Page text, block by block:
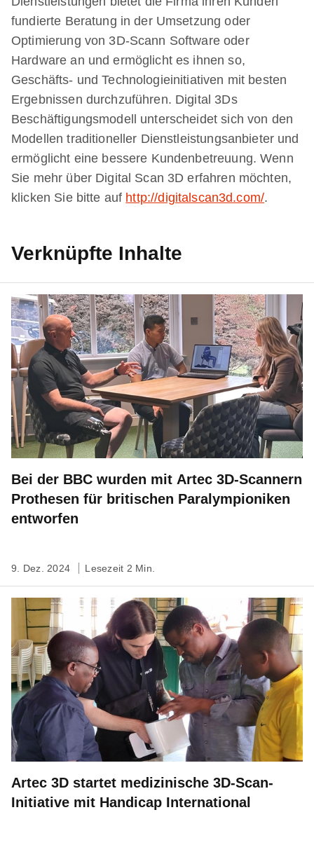
fundierte Beratung in der Umsetzung oder
Optimierung von 3D-Scann Software oder
Hardware an und ermöglicht es ihnen so,
Geschäfts- und Technologieinitiativen mit besten
Ergebnissen durchzuführen. Digital 3Ds
Beschäftigungsmodell unterscheidet sich von den
Modellen traditioneller Dienstleistungsanbieter und
ermöglicht eine bessere Kundenbetreuung. Wenn
Sie mehr über Digital Scan 3D erfahren möchten,
klicken Sie bitte auf http://digitalscan3d.com/.
Verknüpfte Inhalte
Bei der BBC wurden mit Artec 3D-Scannern
Prothesen für britischen Paralympioniken
entworfen
9. Dez. 2024 Lesezeit 2 Min.
Artec 3D startet medizinische 3D-Scan-
Initiative mit Handicap International